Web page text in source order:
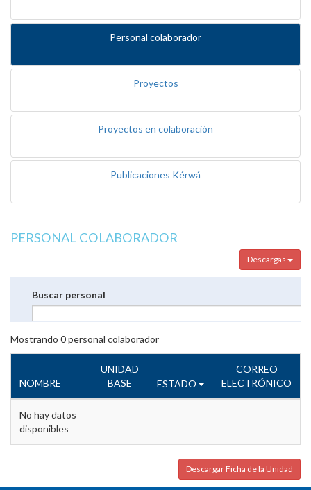
Personal colaborador
Proyectos
Proyectos en colaboración
Publicaciones Kérwá
PERSONAL COLABORADOR
Descargas
Buscar personal
Mostrando 0personal colaborador
NOMBRE
UNIDAD
BASE
ESTADO
CORREO
ELECTRÓNICO
No hay datos
disponibles
Descargar Ficha de la Unidad